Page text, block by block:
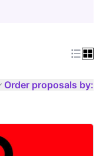
Order proposals by: